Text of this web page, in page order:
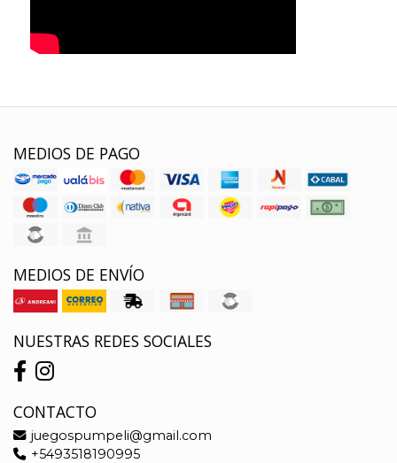
MEDIOS DE PAGO
MEDIOS DE ENVÍO
NUESTRAS REDES SOCIALES
CONTACTO
juegospumpeli@gmail.com
+5493518190995